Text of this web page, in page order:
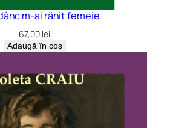
m-ai rănit femeie
67,00 lei
Adaugă în coș